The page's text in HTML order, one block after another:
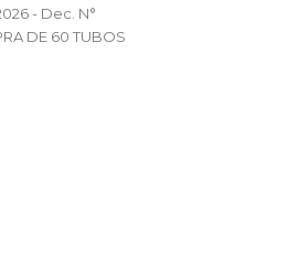
- Dec. N°
DE 60 TUBOS